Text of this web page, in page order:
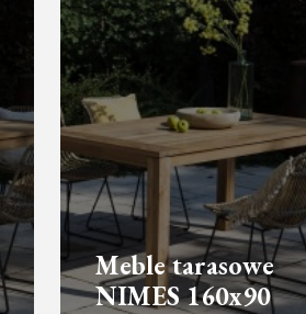
Meble tarasowe
NIMES 160x90